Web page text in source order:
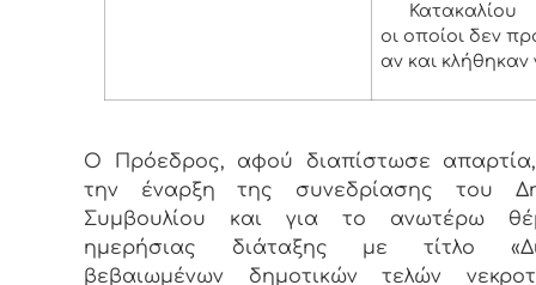
Κατακαλίου
οι οποίοι δεν
αν και κλήθηκαν
Ο Πρόεδρος, αφού διαπίστωσε
την έναρξη της συνεδρίασης του
Συμβουλίου και για το ανωτέρω
ημερήσιας διάταξης με τίτλο
βεβαιωμένων δημοτικών τελών